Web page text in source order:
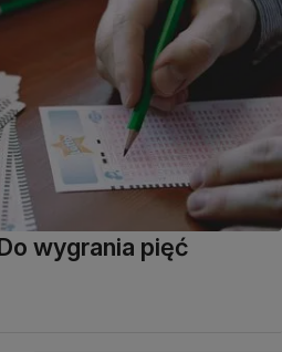
wygrania pięć